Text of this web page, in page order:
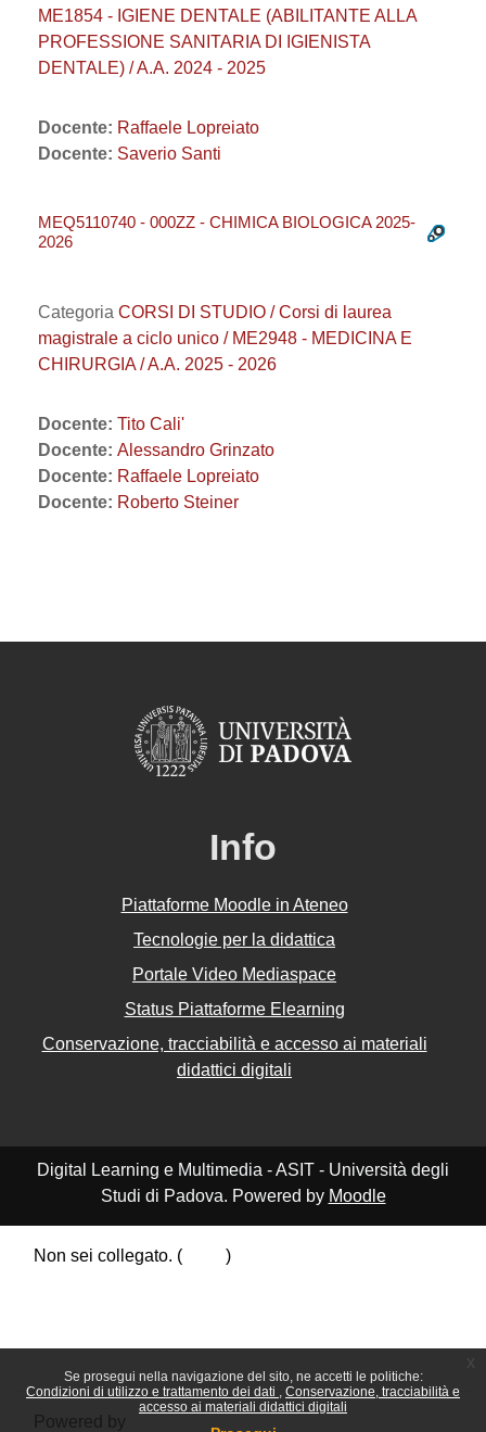
Se prosegui nella navigazione del sito, ne accetti le politiche:
Condizioni di utilizzo e trattamento dei dati
Conservazione, tracciabilità e
accesso ai materiali didattici digitali
ME1854 - IGIENE DENTALE (ABILITANTE ALLA
PROFESSIONE SANITARIA DI IGIENISTA
DENTALE) / A.A. 2024 - 2025
Docente: Raffaele Lopreiato
Docente: Saverio Santi
MEQ5110740 - 000ZZ - CHIMICA BIOLOGICA 2025-
2026
Categoria CORSI DI STUDIO / Corsi di laurea
magistrale a ciclo unico / ME2948 - MEDICINA E
CHIRURGIA / A.A. 2025 - 2026
Docente: Tito Cali'
Docente: Alessandro Grinzato
Docente: Raffaele Lopreiato
Docente: Roberto Steiner
Info
Piattaforme Moodle in Ateneo
Tecnologie per la didattica
Portale Video Mediaspace
Status Piattaforme Elearning
Conservazione, tracciabilità e accesso ai materiali
didattici digitali
Digital Learning e Multimedia - ASIT - Università degli
Studi di Padova. Powered by Moodle
Non sei collegato. (
)
Powered by